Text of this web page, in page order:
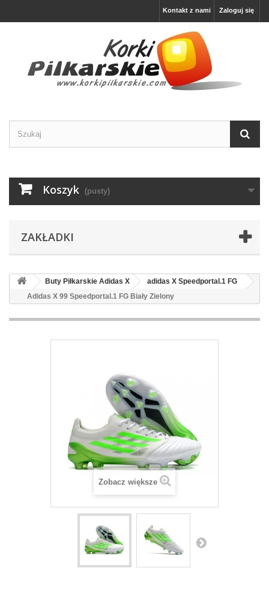
Zaloguj się
Kontakt z nami
Koszyk (pusty)
ZAKŁADKI
Buty Piłkarskie Adidas X
adidas X Speedportal.1 FG
Adidas X 99 Speedportal.1 FG Biały Zielony
Zobacz większe